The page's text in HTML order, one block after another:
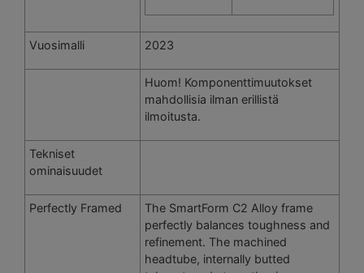
Vuosimalli 2023
Huom! Komponenttimuutokset
mahdollisia ilman erillistä
ilmoitusta.
Tekniset
ominaisuudet
Perfectly Framed
The SmartForm C2 Alloy frame
perfectly balances toughness and
refinement. The machined
headtube, internally butted